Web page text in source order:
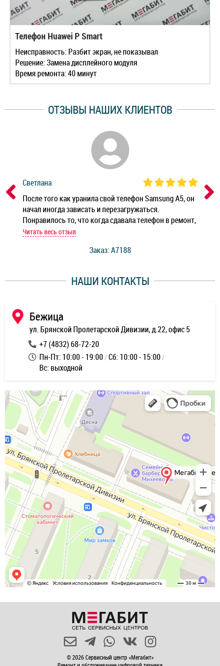
Телефон Huawei P Smart
Неисправность: Разбит экран, не показывал
Решение: Замена дисплейного модуля
Время ремонта: 40 минут
ОТЗЫВЫ НАШИХ КЛИЕНТОВ
Светлана
После того как уранила свой телефон Samsung A5, он
начал иногда зависать и перезагружаться.
Понравилось то, что когда сдавала телефон в ремонт,
мастер при мне сделал быструю диагностику и сказал
работы и оперативность!
Читать весь отзыв
Заказ: A7188
НАШИ КОНТАКТЫ
Бежица
ул. Брянской Пролетарской Дивизии, д.22, офис 5
+7 (4832) 68-72-20
Пн-Пт: 10:00 - 19:00 Сб: 10:00 - 15:00
Вс: выходной
© 2026 Сервисный центр «Мегабит»